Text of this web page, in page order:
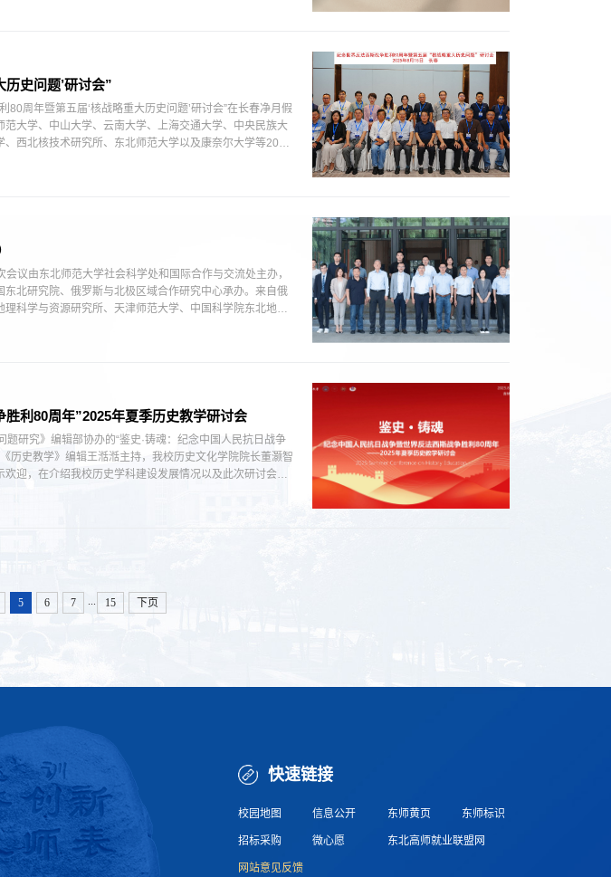
史问题’研讨会”
周年暨第五届‘核战略重大历史问题’研讨会”在长春净月假
大学、中山大学、云南大学、上海交通大学、中央民族大
西北核技术研究所、东北师范大学以及康奈尔大学等20多
议由东北师范大学社会科学处和国际合作与交流处主办，
北研究院、俄罗斯与北极区域合作研究中心承办。来自俄
科学与资源研究所、天津师范大学、中国科学院东北地理
利80周年”2025年夏季历史教学研讨会
研究》编辑部协办的“鉴史·铸魂：纪念中国人民抗日战争
历史教学》编辑王湉湉主持，我校历史文化学院院长董灏智
迎，在介绍我校历史学科建设发展情况以及此次研讨会的
5 6 7 ... 15 下页
快速链接
校园地图 信息公开 东师黄页 东师标识
招标采购 微心愿 东北高师就业联盟网
网站意见反馈